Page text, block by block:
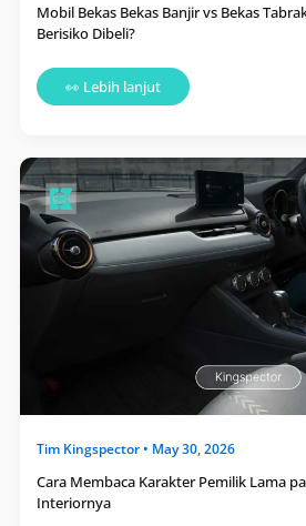
Mobil Bekas Bekas Banjir vs Bekas
Berisiko Dibeli?
👀 Lebih lanjut
Tim Kingspector• May 30, 2026
Cara Membaca Karakter Pemilik Lama
Interiornya
Cara
Membaca
Karakter
Pemilik
Lama
pada
Mobil
dari
Kondisi
Interiornya